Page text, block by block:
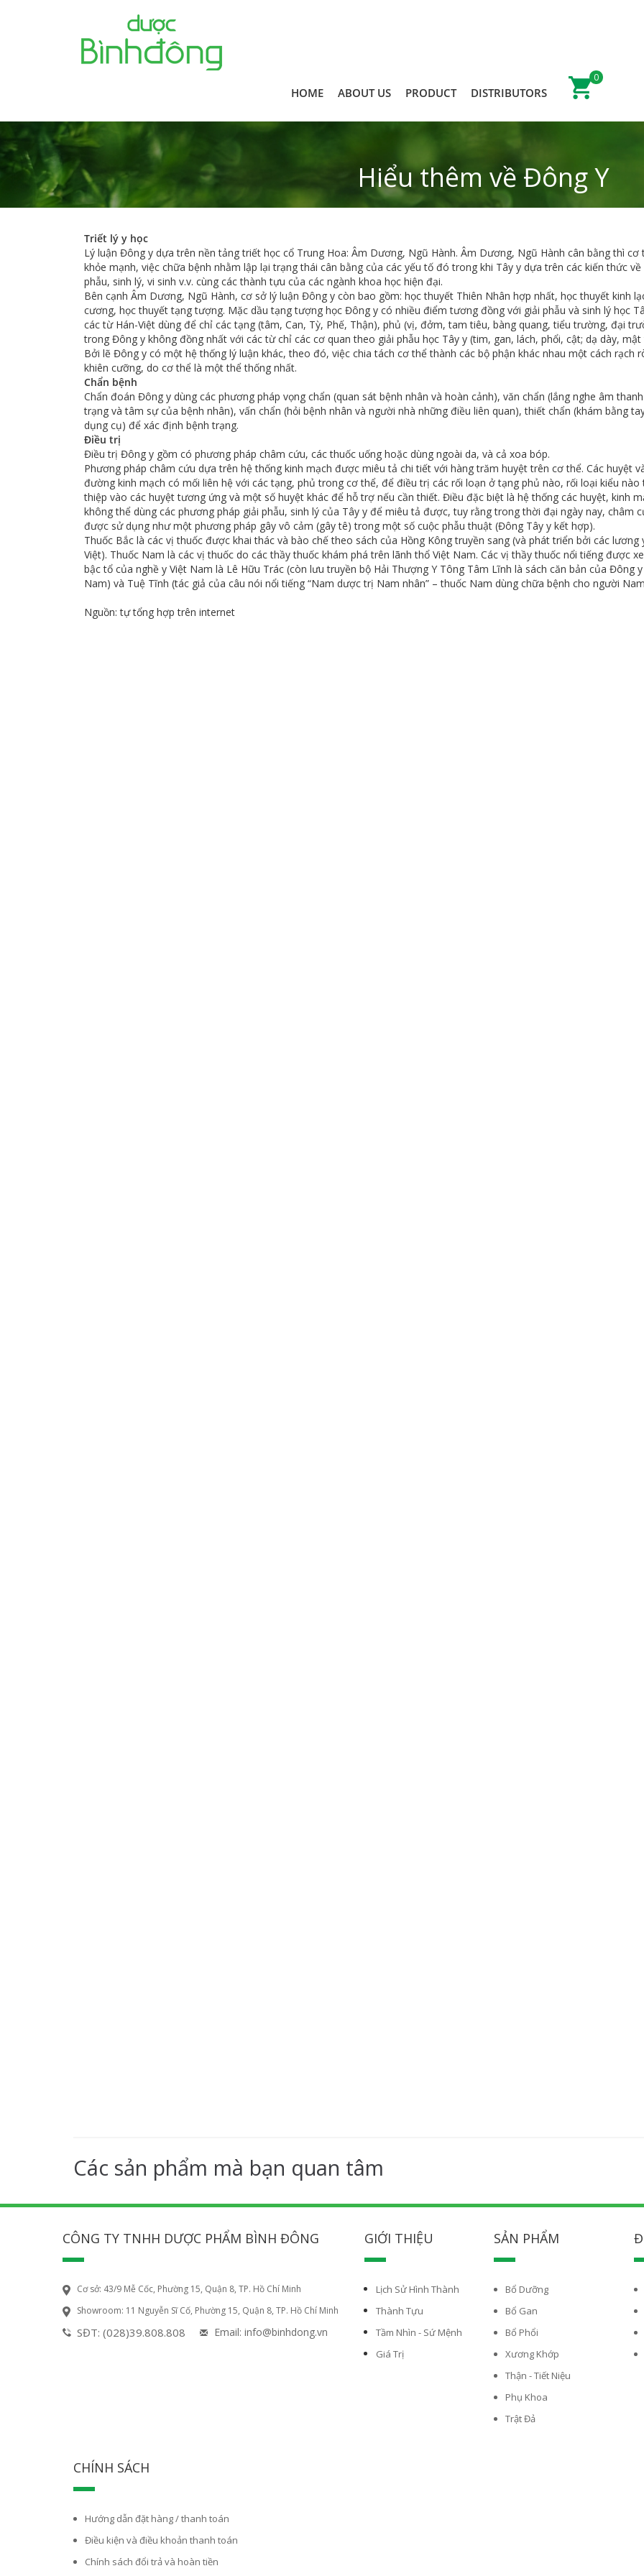
HOME ABOUT US PRODUCT DISTRIBUTORS
0
Hiểu thêm về Đông Y
Triết lý y học
Lý luận Đông y dựa trên nền tảng triết học cổ Trung Hoa: Âm Dương, Ngũ Hành. Âm Dương, Ngũ Hành cân bằng thì cơ
khỏe mạnh, việc chữa bệnh nhằm lập lại trạng thái cân bằng của các yếu tố đó trong khi Tây y dựa trên các kiến thức về
phẫu, sinh lý, vi sinh v.v. cùng các thành tựu của các ngành khoa học hiện đại.
Bên cạnh Âm Dương, Ngũ Hành, cơ sở lý luận Đông y còn bao gồm: học thuyết Thiên Nhân hợp nhất, học thuyết kinh
cương, học thuyết tạng tượng. Mặc dầu tạng tượng học Đông y có nhiều điểm tương đồng với giải phẫu và sinh lý học
các từ Hán-Việt dùng để chỉ các tạng (tâm, Can, Tỳ, Phế, Thận), phủ (vị, đởm, tam tiêu, bàng quang, tiểu trường, đại
trong Đông y không đồng nhất với các từ chỉ các cơ quan theo giải phẫu học Tây y (tim, gan, lách, phổi, cật; dạ dày, mật
Bởi lẽ Đông y có một hệ thống lý luận khác, theo đó, việc chia tách cơ thể thành các bộ phận khác nhau một cách rạch
khiên cưỡng, do cơ thể là một thể thống nhất.
Chẩn bệnh
Chẩn đoán Đông y dùng các phương pháp vọng chẩn (quan sát bệnh nhân và hoàn cảnh), văn chẩn (lắng nghe âm
trạng và tâm sự của bệnh nhân), vấn chẩn (hỏi bệnh nhân và người nhà những điều liên quan), thiết chẩn (khám bằng
dụng cụ) để xác định bệnh trạng.
Điều trị
Điều trị Đông y gồm có phương pháp châm cứu, các thuốc uống hoặc dùng ngoài da, và cả xoa bóp.
Phương pháp châm cứu dựa trên hệ thống kinh mạch được miêu tả chi tiết với hàng trăm huyệt trên cơ thể. Các huyệt
đường kinh mạch có mối liên hệ với các tạng, phủ trong cơ thể, để điều trị các rối loạn ở tạng phủ nào, rối loại kiểu nào
thiệp vào các huyệt tương ứng và một số huyệt khác để hỗ trợ nếu cần thiết. Điều đặc biệt là hệ thống các huyệt, kinh
không thể dùng các phương pháp giải phẫu, sinh lý của Tây y để miêu tả được, tuy rằng trong thời đại ngày nay, châm
được sử dụng như một phương pháp gây vô cảm (gây tê) trong một số cuộc phẫu thuật (Đông Tây y kết hợp).
Thuốc Bắc là các vị thuốc được khai thác và bào chế theo sách của Hồng Kông truyền sang (và phát triển bởi các lương
Việt). Thuốc Nam là các vị thuốc do các thầy thuốc khám phá trên lãnh thổ Việt Nam. Các vị thầy thuốc nổi tiếng được
bậc tổ của nghề y Việt Nam là Lê Hữu Trác (còn lưu truyền bộ Hải Thượng Y Tông Tâm Lĩnh là sách căn bản của Đông
Nam) và Tuệ Tĩnh (tác giả của câu nói nổi tiếng “Nam dược trị Nam nhân” – thuốc Nam dùng chữa bệnh cho người
Nguồn: tự tổng hợp trên internet
Các sản phẩm mà bạn quan tâm
CÔNG TY TNHH DƯỢC PHẨM BÌNH ĐÔNG
Cơ sở: 43/9 Mễ Cốc, Phường 15, Quận 8, TP. Hồ Chí Minh
Showroom: 11 Nguyễn Sĩ Cố, Phường 15, Quận 8, TP. Hồ Chí Minh
SĐT: (028)39.808.808 Email: info@binhdong.vn
GIỚI THIỆU
Lịch Sử Hình Thành
Thành Tựu
Tầm Nhìn - Sứ Mệnh
Giá Trị
SẢN PHẨM
Bổ Dưỡng
Bổ Gan
Bổ Phổi
Xương Khớp
Thận - Tiết Niệu
Phụ Khoa
Trật Đả
CHÍNH SÁCH
Hướng dẫn đặt hàng / thanh toán
Điều kiện và điều khoản thanh toán
Chính sách đổi trả và hoàn tiền